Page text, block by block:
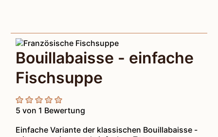
Bouillabaisse - einfache
Fischsuppe
5 von 1 Bewertung
Einfache Variante der klassischen Bouillabaisse -